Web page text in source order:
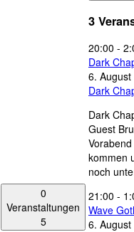
0
Veranstaltungen
5
3
20:00 -
Dark
6.
Dark
Dark
Guest
kommen
noch
21:00 -
Wave
6.